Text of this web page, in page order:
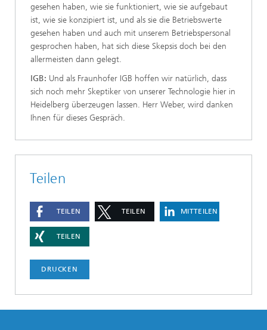
gesehen haben, wie sie funktioniert, wie sie aufgebaut
ist, wie sie konzipiert ist, und als sie die Betriebswerte
gesehen haben und auch mit unserem Betriebspersonal
gesprochen haben, hat sich diese Skepsis doch bei den
allermeisten dann gelegt.
IGB: Und als Fraunhofer IGB hoffen wir natürlich, dass
sich noch mehr Skeptiker von unserer Technologie hier in
Heidelberg überzeugen lassen. Herr Weber, wird danken
Ihnen für dieses Gespräch.
Teilen
TEILEN TEILEN MITTEILEN
TEILEN
DRUCKEN